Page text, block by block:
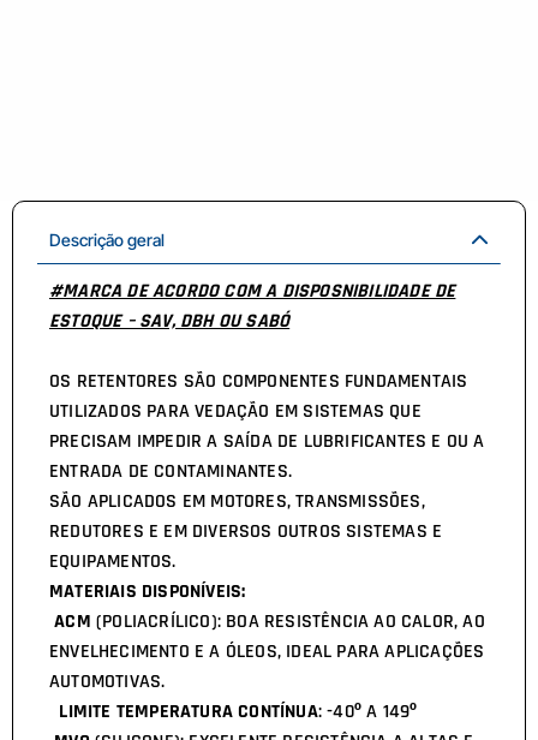
Descrição geral
#MARCA DE ACORDO COM A DISPOSNIBILIDADE DE
ESTOQUE – SAV, DBH OU SABÓ
OS RETENTORES SÃO COMPONENTES FUNDAMENTAIS
UTILIZADOS PARA VEDAÇÃO EM SISTEMAS QUE
PRECISAM IMPEDIR A SAÍDA DE LUBRIFICANTES E OU A
ENTRADA DE CONTAMINANTES.
SÃO APLICADOS EM MOTORES, TRANSMISSÕES,
REDUTORES E EM DIVERSOS OUTROS SISTEMAS E
EQUIPAMENTOS.
MATERIAIS DISPONÍVEIS:
ACM (POLIACRÍLICO): BOA RESISTÊNCIA AO CALOR, AO
ENVELHECIMENTO E A ÓLEOS, IDEAL PARA APLICAÇÕES
AUTOMOTIVAS.
LIMITE TEMPERATURA CONTÍNUA: -40º A 149º